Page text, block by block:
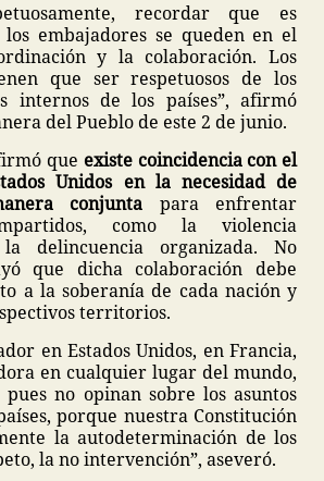
recordar que es
embajadores se queden en el
y la colaboración. Los
que ser respetuosos de los
internos de los países”, afirmó
del Pueblo de este 2 de junio.
que existe coincidencia con el
Unidos en la necesidad de
conjunta para enfrentar
como la violencia
delincuencia organizada. No
que dicha colaboración debe
a la soberanía de cada nación y
territorios.
en Estados Unidos, en Francia,
en cualquier lugar del mundo,
no opinan sobre los asuntos
porque nuestra Constitución
la autodeterminación de los
la no intervención”, aseveró.